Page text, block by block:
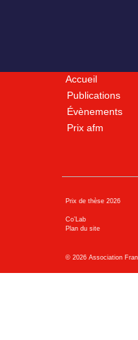
Accueil
Publications
Évènements
Prix afm
Prix de thèse 2026
Co’Lab
Plan du site
© 2026Association